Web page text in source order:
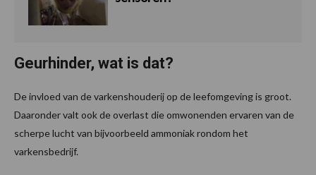
Geurhinder, wat is dat?
De invloed van de varkenshouderij op de leefomgeving is groot.
Daaronder valt ook de overlast die omwonenden ervaren van de
scherpe lucht van bijvoorbeeld ammoniak rondom het
varkensbedrijf.